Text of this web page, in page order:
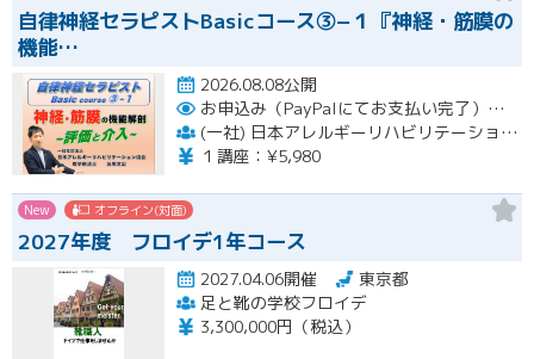
自律神経セラピストBasicコース③−１『神経・筋膜の
機能…
2026.08.08公開
お申込み（PayPalにてお支払い完了）後にメール or LINEオープンチャットより、アーカイブ視聴の際に必要なリンクをお送りいたします。
(一社) 日本アレルギーリハビリテーション協会
１講座：¥5,980
New オフライン(対面)
2027年度 フロイデ1年コース
2027.04.06開催
東京都
足と靴の学校フロイデ
3,300,000円（税込）